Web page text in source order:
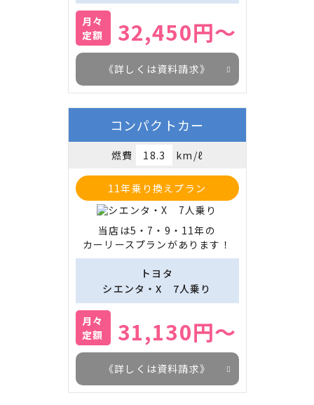
月々
定額
32,450円～
《詳しくは資料請求》
コンパクトカー
燃費 18.3 km/ℓ
11年乗り換えプラン
当店は5・7・9・11年の
カーリースプランがあります！
トヨタ
シエンタ・X　7人乗り
月々
定額
31,130円～
《詳しくは資料請求》